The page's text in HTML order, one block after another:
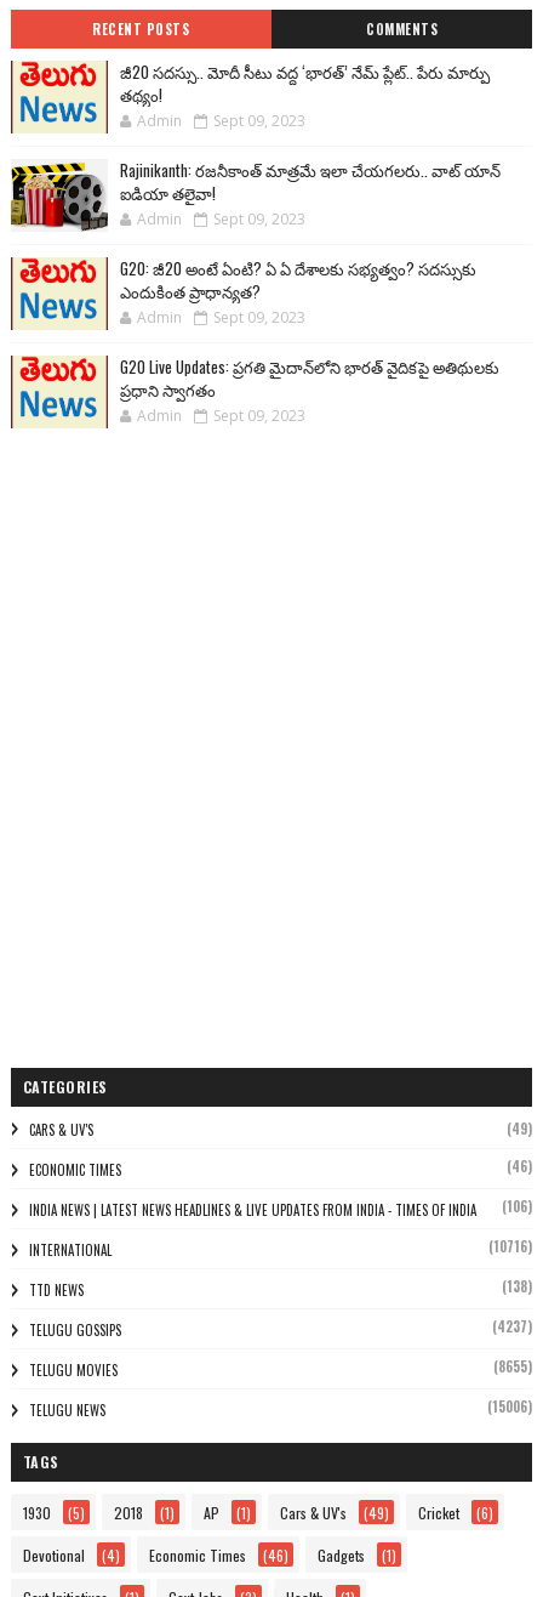
RECENT POSTS COMMENTS
జీ20 సదస్సు.. మోదీ సీటు వద్ద ‘భారత్’ నేమ్ ప్లేట్‌.. పేరు మార్పు
తథ్యం!
Admin Sept 09, 2023
Rajinikanth: రజనీకాంత్ మాత్రమే ఇలా చేయగలరు.. వాట్ యాన్
ఐడియా తలైవా!
Admin Sept 09, 2023
G20: జీ20 అంటే ఏంటి? ఏ ఏ దేశాలకు సభ్యత్వం? సదస్సుకు
ఎందుకింత ప్రాధాన్యత?
Admin Sept 09, 2023
G20 Live Updates: ప్రగతి మైదాన్‌లోని భారత్ వైదికపై అతిథులకు
ప్రధాని స్వాగతం
Admin Sept 09, 2023
CATEGORIES
CARS & UV'S (49)
ECONOMIC TIMES (46)
INDIA NEWS | LATEST NEWS HEADLINES & LIVE UPDATES FROM INDIA - TIMES OF INDIA (106)
INTERNATIONAL (10716)
TTD NEWS (138)
TELUGU GOSSIPS (4237)
TELUGU MOVIES (8655)
TELUGU NEWS (15006)
TAGS
1930 (5) 2018 (1) AP (1) Cars & UV's (49) Cricket (6)
Devotional (4) Economic Times (46) Gadgets (1)